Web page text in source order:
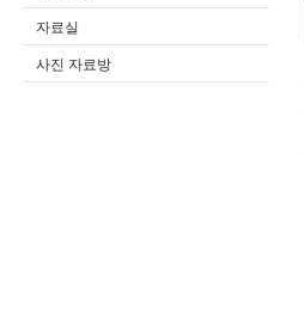
자료실
사진 자료방